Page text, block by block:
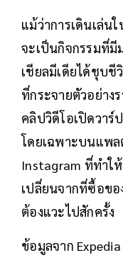
แม้ว่าการเดินเล่น
จะเป็นกิจกรรมที่
เชียลมีเดียได้ชุบชี
ที่กระจายตัวอย่าง
คลิปวิดีโอเปิดวาร์
โดยเฉพาะบนแพล
Instagram ที่ทำใ
เปลี่ยนจากที่ซื้อขอ
ต้องแวะไปสักครั้ง
ข้อมูลจาก